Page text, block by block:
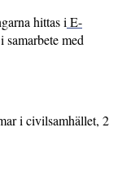
hittas i E-
med
i civilsamhället, 2